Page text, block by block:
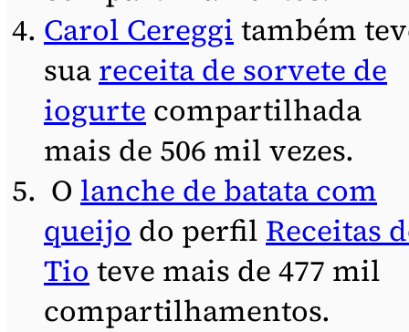
Carol Cereggi também
sua receita de sorvete de
iogurte compartilhada
mais de 506 mil vezes.
O lanche de batata com
queijo do perfil Receitas
Tio teve mais de 477 mil
compartilhamentos.